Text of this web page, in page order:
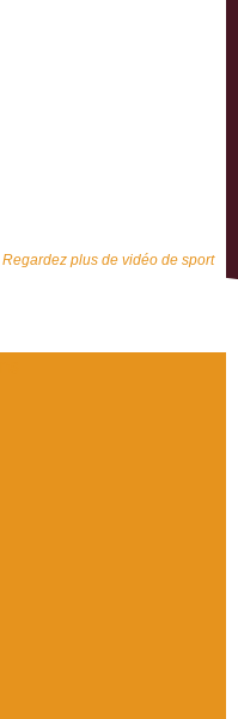
Regardez plus de vidéo de sport